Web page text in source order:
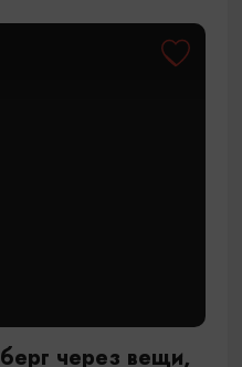
через вещи,